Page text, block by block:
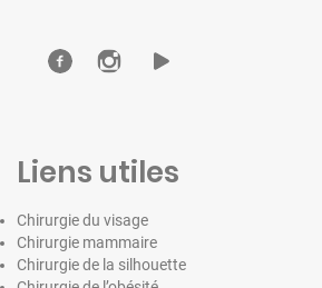
Liens utiles
Chirurgie du visage
Chirurgie mammaire
Chirurgie de la silhouette